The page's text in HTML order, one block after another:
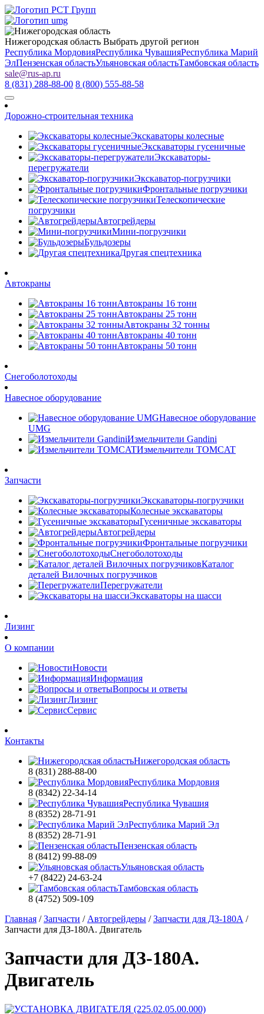
Нижегородская область Выбрать другой регион
Республика МордовияРеспублика ЧувашияРеспублика Марий
ЭлПензенская областьУльяновская областьТамбовская область
sale@rus-ap.ru
8 (831) 288-88-00 8 (800) 555-88-58
Дорожно-строительная техника
Экскаваторы колесные
Экскаваторы гусеничные
Экскаваторы-
перегружатели
Экскаватор-погрузчики
Фронтальные погрузчики
Телескопические
погрузчики
Автогрейдеры
Мини-погрузчики
Бульдозеры
Другая спецтехника
Автокраны
Автокраны 16 тонн
Автокраны 25 тонн
Автокраны 32 тонны
Автокраны 40 тонн
Автокраны 50 тонн
Снегоболотоходы
Навесное оборудование
Навесное оборудование
UMG
Измельчители Gandini
Измельчители TOMCAT
Запчасти
Экскаваторы-погрузчики
Колесные экскаваторы
Гусеничные экскаваторы
Автогрейдеры
Фронтальные погрузчики
Снегоболотоходы
Каталог
деталей Вилочных погрузчиков
Перегружатели
Экскаваторы на шасси
Лизинг
О компании
Новости
Информация
Вопросы и ответы
Лизинг
Сервис
Контакты
Нижегородская область
8 (831) 288-88-00
Республика Мордовия
8 (8342) 22-34-14
Республика Чувашия
8 (8352) 28-71-91
Республика Марий Эл
8 (8352) 28-71-91
Пензенская область
8 (8412) 99-88-09
Ульяновская область
+7 (8422) 24-63-24
Тамбовская область
8 (4752) 509-109
Главная /Запчасти / Автогрейдеры /Запчасти для ДЗ-180А /
Запчасти для ДЗ-180А. Двигатель
Запчасти для ДЗ-180А.
Двигатель